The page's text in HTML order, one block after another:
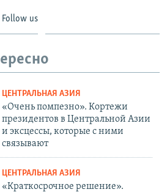
Follow us
ЦЕНТРАЛЬНАЯ АЗИЯ
«Очень помпезно». Кортежи
президентов в Центральной Азии
и эксцессы, которые с ними
связывают
ЦЕНТРАЛЬНАЯ АЗИЯ
«Краткосрочное решение».